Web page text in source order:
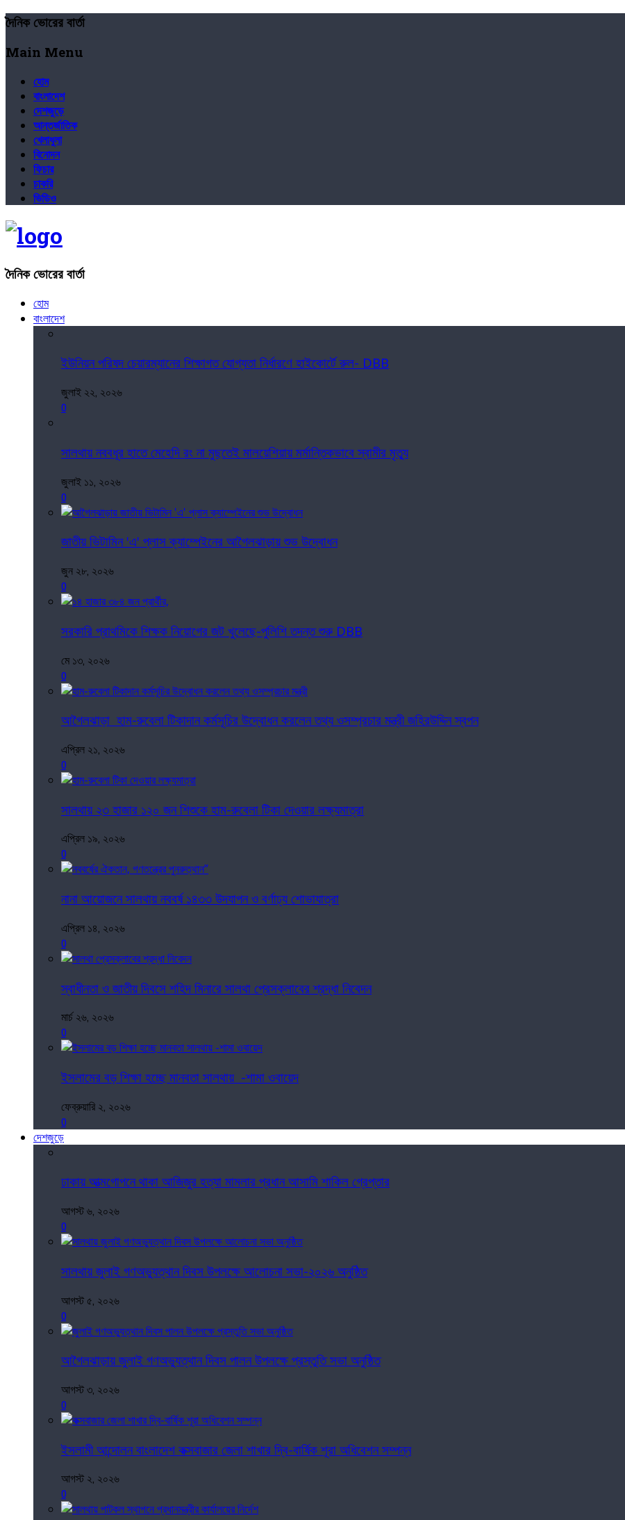
দৈনিক ভোরের বার্তা
Main Menu
হোম
বাংলাদেশ
দেশজুড়ে
আন্তর্জাতিক
খেলাধুলা
বিনোদন
ফিচার
চাকরি
ভিডিও
দৈনিক ভোরের বার্তা
হোম
বাংলাদেশ
ইউনিয়ন পরিষদ চেয়ারম্যানের শিক্ষাগত যোগ্যতা নির্ধারণে হাইকোর্টে রুল- DBB
জুলাই ২২, ২০২৬
0
সালথায় নববধূর হাতে মেহেদি রং না মুছতেই মালয়েশিয়ায় মর্মান্তিকভাবে স্বামীর মৃত্যু
জুলাই ১১, ২০২৬
0
জাতীয় ভিটামিন 'এ' প্লাস ক্যাম্পেইনের আগৈলঝাড়ায় শুভ উদ্বোধন
জুন ২৮, ২০২৬
0
সরকারি প্রাথমিকে শিক্ষক নিয়োগের জট খুলেছে-পুলিশি তদন্ত শুরু DBB
মে ১৩, ২০২৬
0
আগৈলঝাড়া হাম-রুবেলা টিকাদান কর্মসূচির উদ্বোধন করলেন তথ্য ওসম্প্রচার মন্ত্রী জহিরউদ্দিন স্বপন
এপ্রিল ২১, ২০২৬
0
সালথায় ২৩ হাজার ১২০ জন শিশুকে হাম-রুবেলা টিকা দেওয়ার লক্ষ্যমাত্রা
এপ্রিল ১৯, ২০২৬
0
নানা আয়োজনে সালথায় নববর্ষ ১৪৩৩ উদযাপন ও বর্ণাঢ্য শোভাযাত্রা
এপ্রিল ১৪, ২০২৬
0
স্বাধীনতা ও জাতীয় দিবসে শহিদ মিনারে সালথা প্রেসক্লাবের শ্রদ্ধা নিবেদন
মার্চ ২৬, ২০২৬
0
ইসলামের বড় শিক্ষা হচ্ছে মানবতা সালথায় -শামা ওবায়েদ
ফেব্রুয়ারি ২, ২০২৬
0
দেশজুড়ে
ঢাকায় আত্মগোপনে থাকা আজিজুর হত্যা মামলার প্রধান আসামি শাকিল গ্রেপ্তার
আগস্ট ৬, ২০২৬
0
সালথায় জুলাই গণঅভ্যুত্থান দিবস উপলক্ষে আলোচনা সভা-২০২৬ অনুষ্ঠিত
আগস্ট ৫, ২০২৬
0
আগৈলঝাড়ায় জুলাই গণঅভ্যুত্থান দিবস পালন উপলক্ষে প্রস্তুতি সভা অনুষ্ঠিত
আগস্ট ৩, ২০২৬
0
ইসলামী আন্দোলন বাংলাদেশ কক্সবাজার জেলা শাখার দ্বি-বার্ষিক শূরা অধিবেশন সম্পন্ন
আগস্ট ২, ২০২৬
0